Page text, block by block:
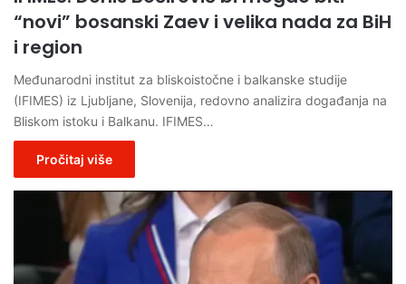
“novi” bosanski Zaev i velika nada za BiH
i region
Međunarodni institut za bliskoistočne i balkanske studije
(IFIMES) iz Ljubljane, Slovenija, redovno analizira događanja na
Bliskom istoku i Balkanu. IFIMES…
Pročitaj više